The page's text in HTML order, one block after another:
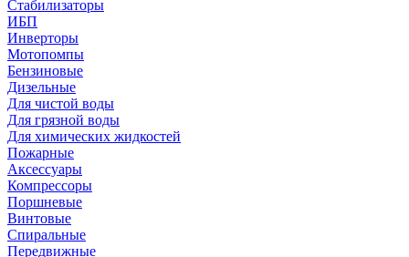
Стабилизаторы
ИБП
Инверторы
Мотопомпы
Бензиновые
Дизельные
Для чистой воды
Для грязной воды
Для химических жидкостей
Пожарные
Аксессуары
Компрессоры
Поршневые
Винтовые
Спиральные
Передвижные